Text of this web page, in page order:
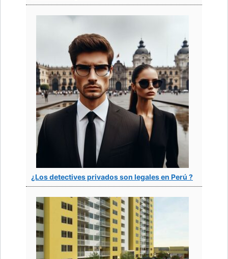
¿Los detectives privados son legales en Perú ?